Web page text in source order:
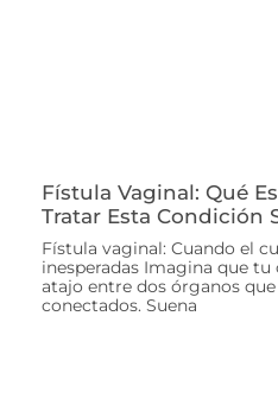
Fístula Vaginal: Qué
Tratar Esta Condición
Fístula vaginal: Cuando el
inesperadas Imagina que
atajo entre dos órganos
conectados. Suena